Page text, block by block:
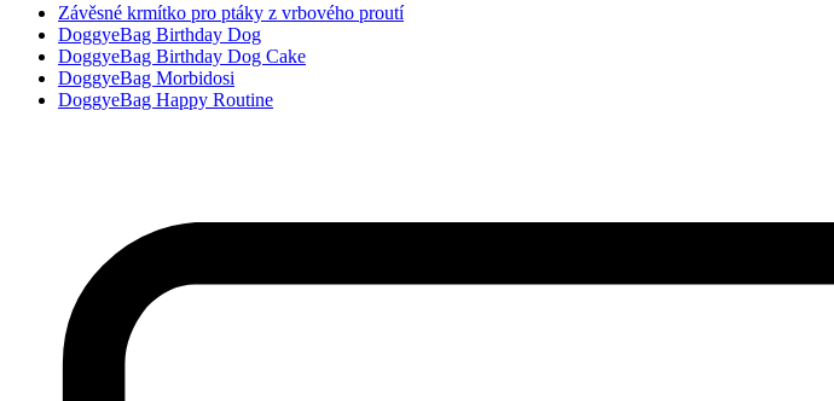
Závěsné krmítko pro ptáky z vrbového proutí
DoggyeBag Birthday Dog
DoggyeBag Birthday Dog Cake
DoggyeBag Morbidosi
DoggyeBag Happy Routine